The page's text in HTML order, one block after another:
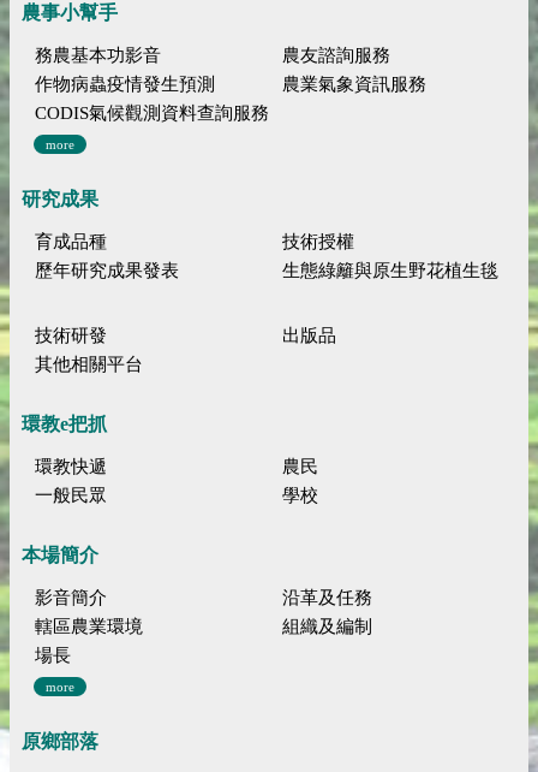
農事小幫手
務農基本功影音
農友諮詢服務
作物病蟲疫情發生預測
農業氣象資訊服務
CODIS氣候觀測資料查詢服務
more
研究成果
育成品種
技術授權
歷年研究成果發表
生態綠籬與原生野花植生毯
技術研發
出版品
其他相關平台
環教e把抓
環教快遞
農民
一般民眾
學校
本場簡介
影音簡介
沿革及任務
轄區農業環境
組織及編制
場長
more
原鄉部落